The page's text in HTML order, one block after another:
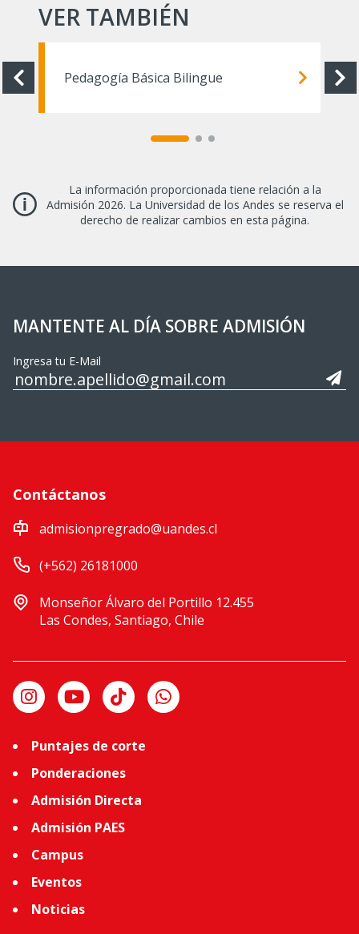
VER TAMBIÉN
Pedagogía Básica Bilingue
La información proporcionada tiene relación a la
Admisión 2026. La Universidad de los Andes se reserva el
derecho de realizar cambios en esta página.
MANTENTE AL DÍA SOBRE ADMISIÓN
Ingresa tu E-Mail
Contáctanos
admisionpregrado@uandes.cl
(+562) 26181000
Monseñor Álvaro del Portillo 12.455
Las Condes, Santiago, Chile
Puntajes de corte
Ponderaciones
Admisión Directa
Admisión PAES
Campus
Eventos
Noticias